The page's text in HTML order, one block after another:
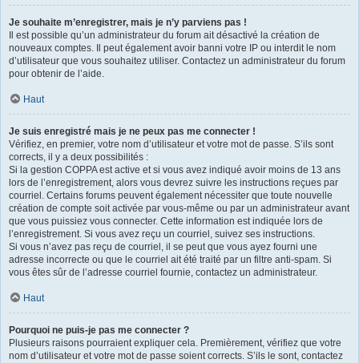
Je souhaite m’enregistrer, mais je n’y parviens pas !
Il est possible qu’un administrateur du forum ait désactivé la création de
nouveaux comptes. Il peut également avoir banni votre IP ou interdit le nom
d’utilisateur que vous souhaitez utiliser. Contactez un administrateur du forum
pour obtenir de l’aide.
Haut
Je suis enregistré mais je ne peux pas me connecter !
Vérifiez, en premier, votre nom d’utilisateur et votre mot de passe. S’ils sont
corrects, il y a deux possibilités :
Si la gestion COPPA est active et si vous avez indiqué avoir moins de 13 ans
lors de l’enregistrement, alors vous devrez suivre les instructions reçues par
courriel. Certains forums peuvent également nécessiter que toute nouvelle
création de compte soit activée par vous-même ou par un administrateur avant
que vous puissiez vous connecter. Cette information est indiquée lors de
l’enregistrement. Si vous avez reçu un courriel, suivez ses instructions.
Si vous n’avez pas reçu de courriel, il se peut que vous ayez fourni une
adresse incorrecte ou que le courriel ait été traité par un filtre anti-spam. Si
vous êtes sûr de l’adresse courriel fournie, contactez un administrateur.
Haut
Pourquoi ne puis-je pas me connecter ?
Plusieurs raisons pourraient expliquer cela. Premièrement, vérifiez que votre
nom d’utilisateur et votre mot de passe soient corrects. S’ils le sont, contactez